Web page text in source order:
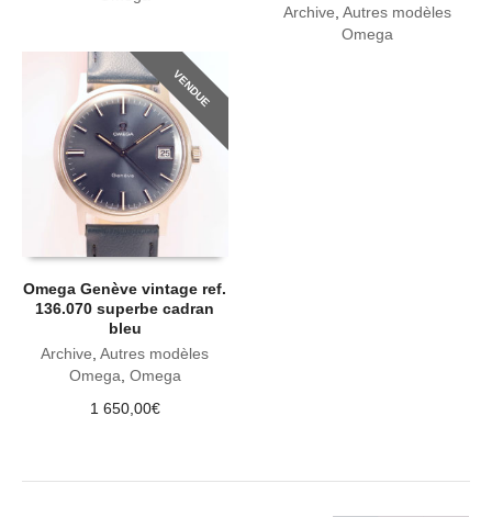
Archive Autres modèles
Omega
VENDUE
Omega Genève vintage ref.
136.070 superbe cadran
bleu
Archive,Autres modèles
Omega, Omega
1 650,00€